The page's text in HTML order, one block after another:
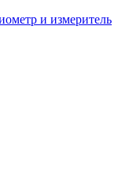
и измеритель